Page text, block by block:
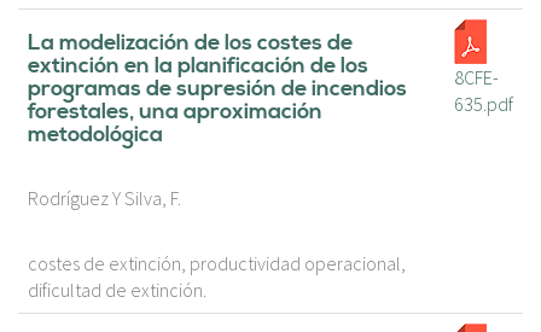
La modelización de los costes de
extinción en la planificación de los
programas de supresión de incendios
forestales, una aproximación
metodológica
Rodríguez Y Silva, F.
costes de extinción, productividad operacional,
dificultad de extinción.
8CFE-
635.pdf